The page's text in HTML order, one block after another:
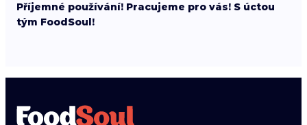
Příjemné používání! Pracujeme pro vás! S úctou
tým FoodSoul!